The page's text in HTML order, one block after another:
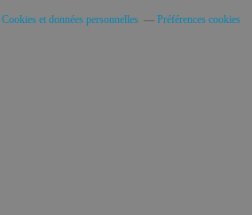
Cookies et données personnelles Préférences cookies